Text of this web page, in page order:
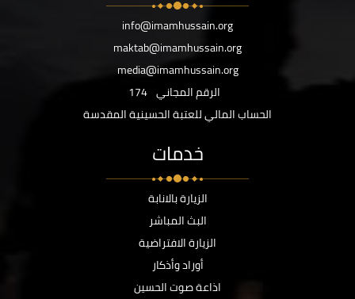
info@imamhussain.org
maktab@imamhussain.org
media@imamhussain.org
الرقم المجاني 174
الحساب المالي للعتبة الحسينية المقدسة
خدمات
الزيارة بالانابة
البث المباشر
الزيارة الافتراضية
أوراد وأذكار
اذاعة صوت الحسين